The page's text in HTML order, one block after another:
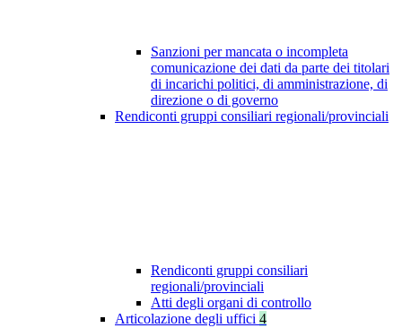
Sanzioni per mancata o incompleta
comunicazione dei dati da parte dei titolari
di incarichi politici, di amministrazione, di
direzione o di governo
Rendiconti gruppi consiliari regionali/provinciali
Rendiconti gruppi consiliari
regionali/provinciali
Atti degli organi di controllo
Articolazione degli uffici 4